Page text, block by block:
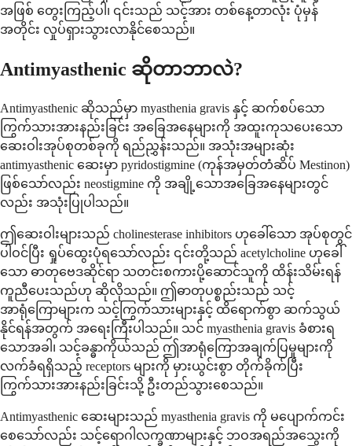
အဖြစ် တွေးကြည့်ပါ၊ ၎င်းသည် သင့်အား တစ်နေ့တာလုံး ပုံမှန်
အတိုင်း လှုပ်ရှားသွားလာနိုင်စေသည်။
Antimyasthenic ဆိုတာဘာလဲ?
Antimyasthenic ဆိုသည်မှာ myasthenia gravis နှင့် ဆက်စပ်သော
ကြွက်သားအားနည်းခြင်း အခြေအနေများကို အထူးကုသပေးသော
ဆေးဝါးအုပ်စုတစ်ခုကို ရည်ညွှန်းသည်။ အသုံးအများဆုံး
antimyasthenic ဆေးမှာ pyridostigmine (ကုန်အမှတ်တံဆိပ် Mestinon)
ဖြစ်သော်လည်း neostigmine ကို အချို့သောအခြေအနေများတွင်
လည်း အသုံးပြုပါသည်။
ဤဆေးဝါးများသည် cholinesterase inhibitors ဟုခေါ်သော အုပ်စုတွင်
ပါဝင်ပြီး ရှုပ်ထွေးပုံရသော်လည်း ၎င်းတို့သည် acetylcholine ဟုခေါ်
သော ဓာတုဗေဒဆိုင်ရာ သတင်းစကားပို့ဆောင်သူကို ထိန်းသိမ်းရန်
ကူညီပေးသည်ဟု ဆိုလိုသည်။ ဤဓာတုပစ္စည်းသည် သင့်
အာရုံကြောများက သင့်ကြွက်သားများနှင့် ထိရောက်စွာ ဆက်သွယ်
နိုင်ရန်အတွက် အရေးကြီးပါသည်။ သင် myasthenia gravis ခံစားရ
သောအခါ၊ သင့်ခန္ဓာကိုယ်သည် ဤအာရုံကြောအချက်ပြမှုများကို
လက်ခံရရှိသည့် receptors များကို မှားယွင်းစွာ တိုက်ခိုက်ပြီး
ကြွက်သားအားနည်းခြင်းသို့ ဦးတည်သွားစေသည်။
Antimyasthenic ဆေးများသည် myasthenia gravis ကို မပျောက်ကင်း
စေသော်လည်း သင့်ရောဂါလက္ခဏာများနှင့် ဘဝအရည်အသွေးကို